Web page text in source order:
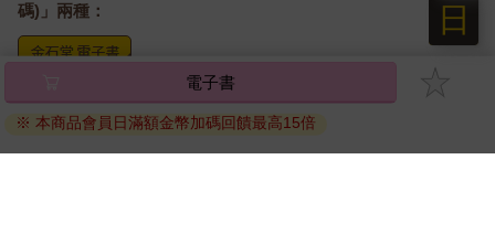
碼)」兩種：
將儲存於會員中心→電子書服務「我的e書櫃」，點選線上
閱讀直接開啟閱讀。
日